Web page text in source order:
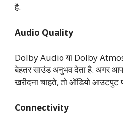
है.
Audio Quality
Dolby Audio या Dolby Atmos
बेहतर साउंड अनुभव देता है. अगर
खरीदना चाहते, तो ऑडियो आउटपुट
Connectivity